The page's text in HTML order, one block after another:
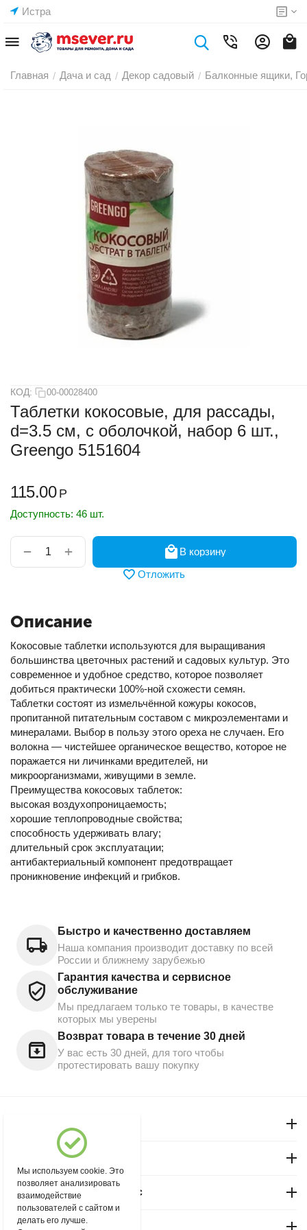
Истра
Главная / Дача и сад / Декор садовый / Балконные ящики,
КОД: 00-00028400
Таблетки кокосовые, для рассады,
d=3.5 см, с оболочкой, набор 6 шт.,
Greengo 5151604
115.00 Р
Доступность: 46 шт.
+
−
В корзину
Отложить
Описание
Кокосовые таблетки используются для выращивания
большинства цветочных растений и садовых культур. Это
современное и удобное средство, которое позволяет
добиться практически 100%-ной схожести семян.
Таблетки состоят из измельчённой кожуры кокосов,
пропитанной питательным составом с микроэлементами и
минералами. Выбор в пользу этого ореха не случаен. Его
волокна — чистейшее органическое вещество, которое не
поражается ни личинками вредителей, ни
микроорганизмами, живущими в земле.
Преимущества кокосовых таблеток:
высокая воздухопроницаемость;
хорошие теплопроводные свойства;
способность удерживать влагу;
длительный срок эксплуатации;
антибактериальный компонент предотвращает
проникновение инфекций и грибков.
Быстро и качественно доставляем
Наша компания производит доставку по всей
России и ближнему зарубежью
Гарантия качества и сервисное
обслуживание
Мы предлагаем только те товары, в качестве
которых мы уверены
Возврат товара в течение 30 дней
У вас есть 30 дней, для того чтобы
протестировать вашу покупку
Магазин "Северный"
Покупательский сервис
Контакты
Мы используем cookie. Это
позволяет анализировать
взаимодействие
пользователей с сайтом и
делать его лучше.